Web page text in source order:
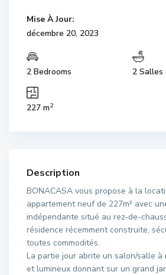
Mise À Jour:
décembre 20, 2023
2 Bedrooms 2 Salles
227 m2
Description
BONACASA vous propose à la
appartement neuf de 227m² avec
indépendante situé au rez-de-
résidence récemment construite,
toutes commodités.
La partie jour abrite un salon/salle à
et lumineux donnant sur un grand